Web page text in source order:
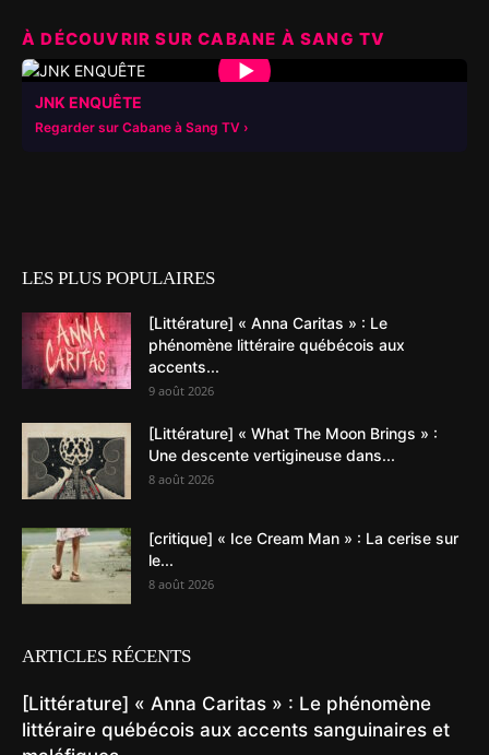
À DÉCOUVRIR SUR CABANE À SANG TV
▶
JNK ENQUÊTE
Regarder sur Cabane à Sang TV
LES PLUS POPULAIRES
[Littérature] « Anna Caritas » : Le
phénomène littéraire québécois aux
accents...
9 août 2026
[Littérature] « What The Moon Brings » :
Une descente vertigineuse dans...
8 août 2026
[critique] « Ice Cream Man » : La cerise sur
le...
8 août 2026
ARTICLES RÉCENTS
[Littérature] « Anna Caritas » : Le phénomène
littéraire québécois aux accents sanguinaires et